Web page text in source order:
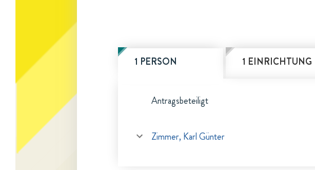
1 PERSON 1 EINRICHTUNG
Antragsbeteiligt
Zimmer, Karl Günter